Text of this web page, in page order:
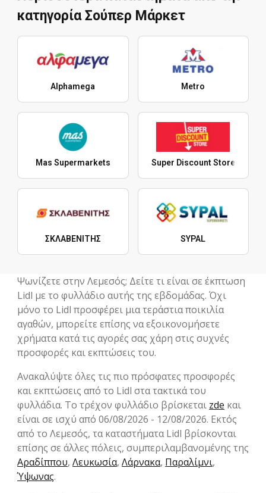
κατηγορία Σούπερ Μάρκετ
Alphamega Metro
Mas Supermarkets Super Discount Store
ΣΚΛΑΒΕΝΙΤΗΣ SYPAL
Ψωνίζετε στην Λεμεσός; Δείτε τι είναι σε έκπτωση
Lidl με το φυλλάδιο αυτής της εβδομάδας. Όχι
μόνο το Lidl προσφέρει μια τεράστια ποικιλία
αγαθών, μπορείτε επίσης να εξοικονομήσετε
χρήματα κατά τις αγορές σας χάρη στις συχνές
προσφορές και εκπτώσεις του.
Ανακαλύψτε όλες τις πιο πρόσφατες προσφορές
και εκπτώσεις από το Lidl στα τακτικά του
φυλλάδια. Το τρέχον φυλλάδιο βρίσκεται zde και
είναι σε ισχύ από 06/08/2026 - 12/08/2026. Εκτός
από το Λεμεσός, τα καταστήματα Lidl βρίσκονται
επίσης σε άλλες πόλεις, συμπεριλαμβανομένης της
Αραδίππου, Λευκωσία, Λάρνακα, Παραλίμνι,
Ύψωνας.